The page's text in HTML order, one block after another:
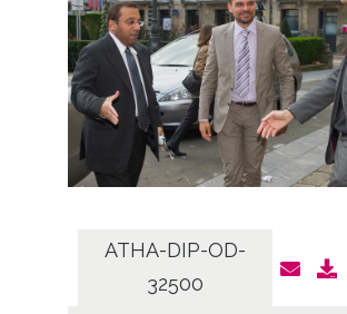
ATHA-DIP-OD-
32500